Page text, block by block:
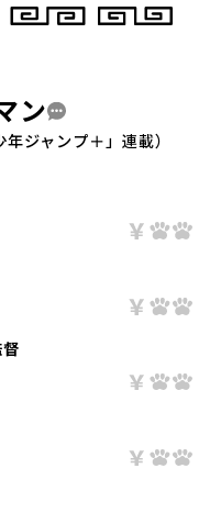
ン
ジャンプ＋」連載）